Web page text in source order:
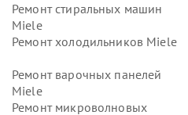
Ремонт стиральных машин
Miele
Ремонт холодильников Miele
Ремонт варочных панелей
Miele
Ремонт микроволновых